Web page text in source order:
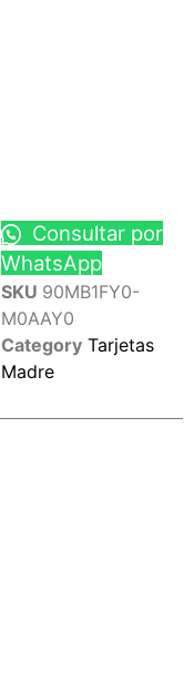
Consultar por
WhatsApp
SKU 90MB1FY0-
M0AAY0
Category Tarjetas
Madre